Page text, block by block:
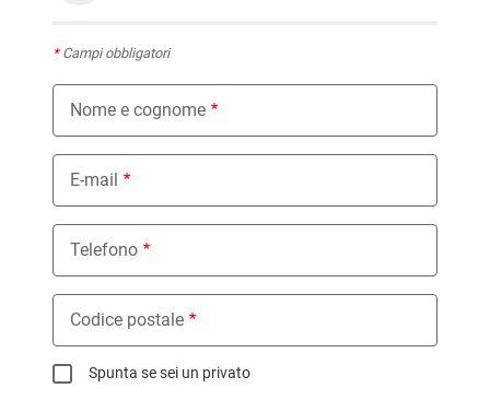
*Campi obbligatori
Nome e cognome
E-mail
Telefono
Codice postale
Spunta se sei un privato